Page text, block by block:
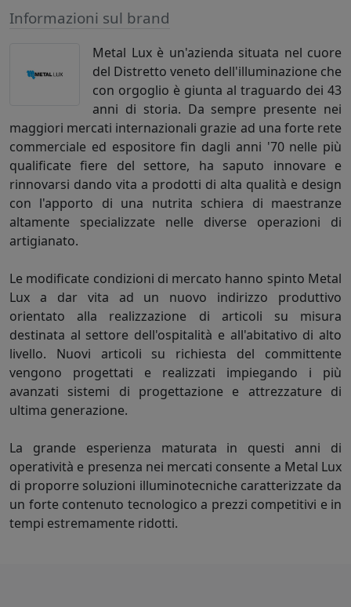
Informazioni sul brand
Metal Lux è un'azienda situata nel cuore
del Distretto veneto dell'illuminazione che
con orgoglio è giunta al traguardo dei 43
anni di storia. Da sempre presente nei
maggiori mercati internazionali grazie ad una forte rete
commerciale ed espositore fin dagli anni '70 nelle più
qualificate fiere del settore, ha saputo innovare e
rinnovarsi dando vita a prodotti di alta qualità e design
con l'apporto di una nutrita schiera di maestranze
altamente specializzate nelle diverse operazioni di
artigianato.
Le modificate condizioni di mercato hanno spinto Metal
Lux a dar vita ad un nuovo indirizzo produttivo
orientato alla realizzazione di articoli su misura
destinata al settore dell'ospitalità e all'abitativo di alto
livello. Nuovi articoli su richiesta del committente
vengono progettati e realizzati impiegando i più
avanzati sistemi di progettazione e attrezzature di
ultima generazione.
La grande esperienza maturata in questi anni di
operatività e presenza nei mercati consente a Metal Lux
di proporre soluzioni illuminotecniche caratterizzate da
un forte contenuto tecnologico a prezzi competitivi e in
tempi estremamente ridotti.